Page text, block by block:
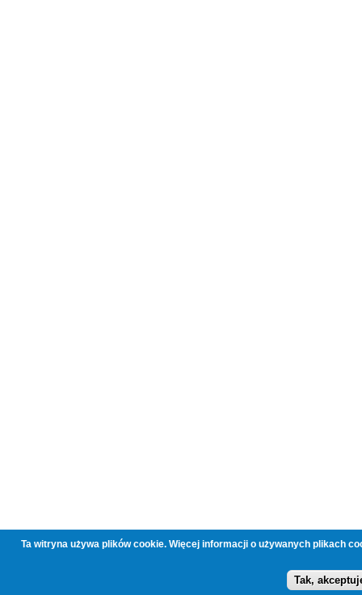
Ta witryna używa plików cookie. Więcej informacji o używanych plikach
Tak,